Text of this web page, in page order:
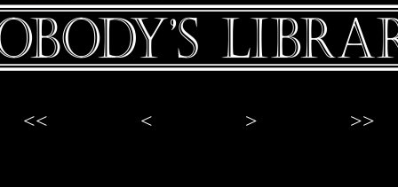
<< < > >>